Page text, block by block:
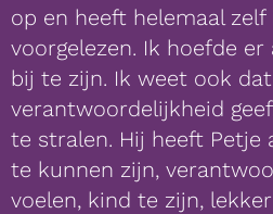
op en heeft helemaal
voorgelezen. Ik hoefde
bij te zijn. Ik weet ook
verantwoordelijkheid
te stralen. Hij heeft Petje
te kunnen zijn,
voelen, kind te zijn,